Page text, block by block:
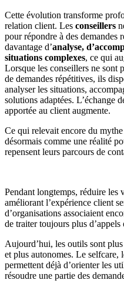
Cette évolution transforme
relation client. Les conseillers
pour répondre à des demandes
davantage d’analyse,
situations complexes, ce qui
Lorsque les conseillers ne sont
de demandes répétitives, ils
analyser les situations,
solutions adaptées. L’échange
apportée au client augmente.
Ce qui relevait encore du
désormais comme une réalité
repensent leurs parcours de
Pendant longtemps, réduire les
améliorant l’expérience client
d’organisations associaient
de traiter toujours plus d’appels
Aujourd’hui, les outils sont
et plus autonomes. Le
permettent déjà d’orienter les
résoudre une partie des